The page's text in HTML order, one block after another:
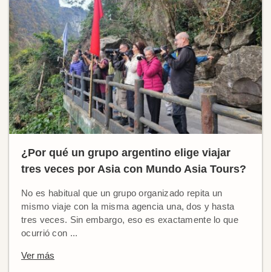
¿Por qué un grupo argentino elige viajar
tres veces por Asia con Mundo Asia Tours?
No es habitual que un grupo organizado repita un
mismo viaje con la misma agencia una, dos y hasta
tres veces. Sin embargo, eso es exactamente lo que
ocurrió con ...
Ver más